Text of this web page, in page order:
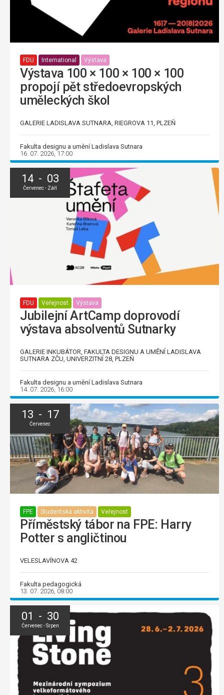
FDU International Výstava
Výstava 100 × 100 × 100 × 100
propojí pět středoevropských
uměleckých škol
GALERIE LADISLAVA SUTNARA, RIEGROVA 11, PLZEŇ
Fakulta designu a umění Ladislava Sutnara
16. 07. 2026, 17:00
14 - 03
Červenec - Září
FDU Veřejnost Výstava
Jubilejní ArtCamp doprovodí
výstava absolventů Sutnarky
GALERIE INKUBÁTOR, FAKULTA DESIGNU A UMĚNÍ LADISLAVA
SUTNARA ZČU, UNIVERZITNÍ 28, PLZEŇ
Fakulta designu a umění Ladislava Sutnara
14. 07. 2026, 16:00
13 - 17
Červenec
FPE Studentská aktivita Veřejnost
Příměstský tábor na FPE: Harry
Potter s angličtinou
VELESLAVÍNOVA 42
Fakulta pedagogická
13. 07. 2026, 08:00
01 - 30
Červenec - Srpen